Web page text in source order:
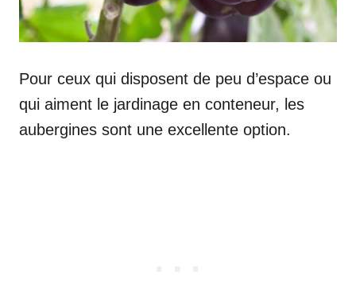
Pour ceux qui disposent de peu d’espace ou
qui aiment le jardinage en conteneur, les
aubergines sont une excellente option.